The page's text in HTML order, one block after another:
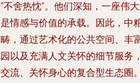
不舍热忱”。他们深知，一座伟
情感与价值的承载。因此，中
，通过艺术化的公共空间、丰
以及充满人文关怀的细节服务
流、关怀身心的复合型生态圈